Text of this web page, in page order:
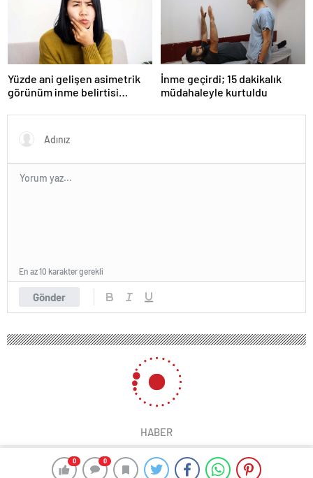
0 0
Yüzde ani gelişen asimetrik
görünüm inme belirtisi
İnme geçirdi; 15 dakikalık
müdahaleyle kurtuldu
Gönder
En az 10 karakter gerekli
HABER